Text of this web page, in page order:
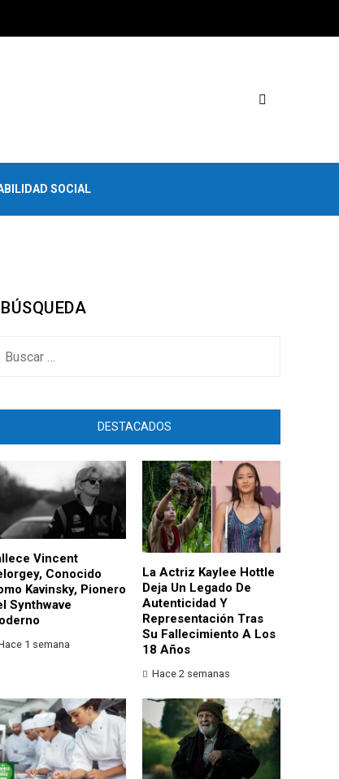
SOCIAL
BÚSQUEDA
DESTACADOS
Vincent
Conocido
Kavinsky, Pionero
Synthwave
1 semana
La Actriz Kaylee Hottle
Deja Un Legado De
Autenticidad Y
Representación Tras
Su Fallecimiento A Los
18 Años
Hace 2 semanas